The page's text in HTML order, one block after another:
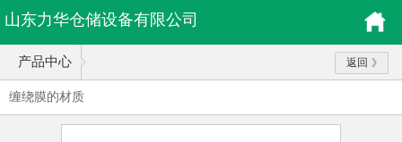
山东力华仓储设备有限公司
产品中心 返回
缠绕膜的材质